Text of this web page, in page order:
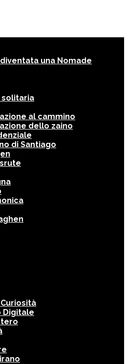
una Nomade
solitaria
al cammino
dello zaino
di Santiago
Digitale